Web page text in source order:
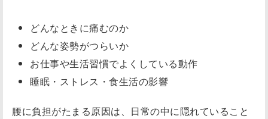
どんなときに痛むのか
どんな姿勢がつらいか
お仕事や生活習慣でよくしている動作
睡眠・ストレス・食生活の影響
腰に負担がたまる原因は、日常の中に隠れていること